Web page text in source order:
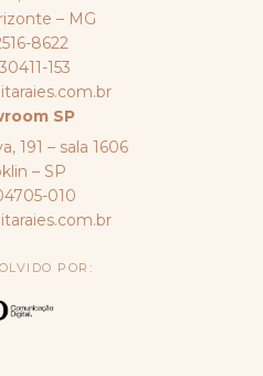
– MG
8622
153
SP
191 – sala 1606
– SP
010
POR: